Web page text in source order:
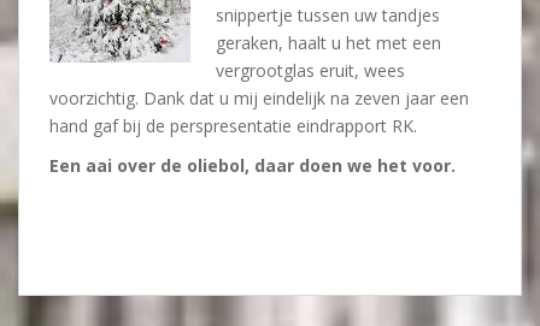
snippertje tussen uw tandjes
geraken, haalt u het met een
vergrootglas eruit, wees
voorzichtig. Dank dat u mij eindelijk na zeven jaar een
hand gaf bij de perspresentatie eindrapport RK.
Een aai over de oliebol, daar doen we het voor.